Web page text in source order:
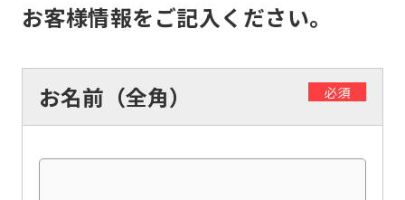
お客様情報をご記入ください。
お名前（全角） 必須